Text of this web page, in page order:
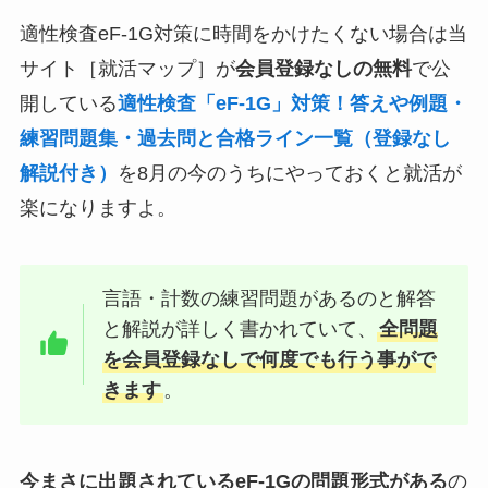
適性検査eF-1G対策に時間をかけたくない場合は当
サイト［就活マップ］が会員登録なしの無料で公
開している適性検査「eF-1G」対策！答えや例題・
練習問題集・過去問と合格ライン一覧（登録なし
解説付き）
を8月の今のうちにやっておくと就活が
楽になりますよ。
言語・計数の練習問題があるのと解答
と解説が詳しく書かれていて、全問題
を会員登録なしで何度でも行う事がで
きます。
今まさに出題されているeF-1Gの問題形式があるの